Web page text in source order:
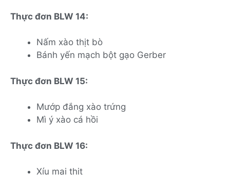
Thực đơn BLW 14:
Nấm xào thịt bò
Bánh yến mạch bột gạo Gerber
Thực đơn BLW 15:
Mướp đắng xào trứng
Mì ý xào cá hồi
Thực đơn BLW 16:
Xíu mại thịt